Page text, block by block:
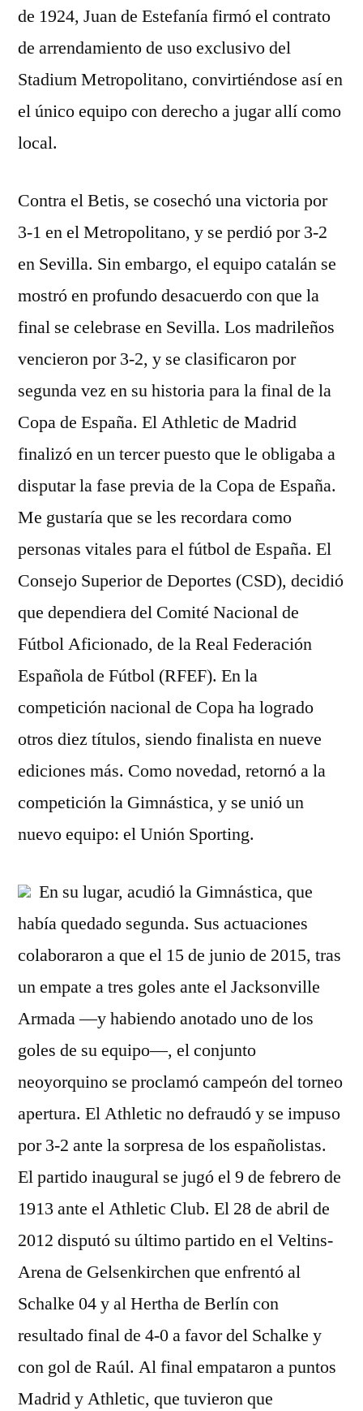
de 1924, Juan de Estefanía firmó el contrato
de arrendamiento de uso exclusivo del
Stadium Metropolitano, convirtiéndose así en
el único equipo con derecho a jugar allí como
local.
Contra el Betis, se cosechó una victoria por
3-1 en el Metropolitano, y se perdió por 3-2
en Sevilla. Sin embargo, el equipo catalán se
mostró en profundo desacuerdo con que la
final se celebrase en Sevilla. Los madrileños
vencieron por 3-2, y se clasificaron por
segunda vez en su historia para la final de la
Copa de España. El Athletic de Madrid
finalizó en un tercer puesto que le obligaba a
disputar la fase previa de la Copa de España.
Me gustaría que se les recordara como
personas vitales para el fútbol de España. El
Consejo Superior de Deportes (CSD), decidió
que dependiera del Comité Nacional de
Fútbol Aficionado, de la Real Federación
Española de Fútbol (RFEF). En la
competición nacional de Copa ha logrado
otros diez títulos, siendo finalista en nueve
ediciones más. Como novedad, retornó a la
competición la Gimnástica, y se unió un
nuevo equipo: el Unión Sporting.
En su lugar, acudió la Gimnástica, que
había quedado segunda. Sus actuaciones
colaboraron a que el 15 de junio de 2015, tras
un empate a tres goles ante el Jacksonville
Armada —y habiendo anotado uno de los
goles de su equipo—, el conjunto
neoyorquino se proclamó campeón del torneo
apertura. El Athletic no defraudó y se impuso
por 3-2 ante la sorpresa de los españolistas.
El partido inaugural se jugó el 9 de febrero de
1913 ante el Athletic Club. El 28 de abril de
2012 disputó su último partido en el Veltins-
Arena de Gelsenkirchen que enfrentó al
Schalke 04 y al Hertha de Berlín con
resultado final de 4-0 a favor del Schalke y
con gol de Raúl. Al final empataron a puntos
Madrid y Athletic, que tuvieron que